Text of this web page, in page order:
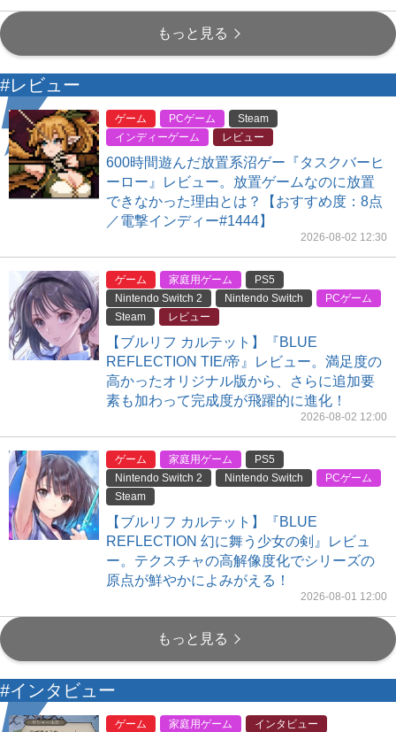
もっと見る
#レビュー
ゲーム PCゲーム
Steam
インディーゲーム
レビュー
600時間遊んだ放置系沼ゲー『タスクバーヒ
ーロー』レビュー。放置ゲームなのに放置
できなかった理由とは？【おすすめ度：8点
／電撃インディー#1444】
2026-08-02 12:30
ゲーム 家庭用ゲーム
PS5
Nintendo Switch 2
Nintendo Switch
PCゲーム
Steam
レビュー
【ブルリフ カルテット】『BLUE
REFLECTION TIE/帝』レビュー。満足度の
高かったオリジナル版から、さらに追加要
素も加わって完成度が飛躍的に進化！
2026-08-02 12:00
ゲーム 家庭用ゲーム
PS5
Nintendo Switch 2
Nintendo Switch
PCゲーム
Steam
【ブルリフ カルテット】『BLUE
REFLECTION 幻に舞う少女の剣』レビュ
ー。テクスチャの高解像度化でシリーズの
原点が鮮やかによみがえる！
2026-08-01 12:00
もっと見る
#インタビュー
ゲーム 家庭用ゲーム インタビュー